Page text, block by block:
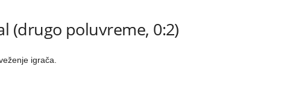
(drugo poluvreme, 0:2)
igrača.